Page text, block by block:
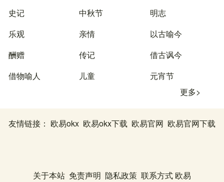
史记
中秋节
明志
乐观
亲情
以古喻今
酬赠
传记
借古讽今
借物喻人
儿童
元宵节
更多>
友情链接： 欧易okx 欧易okx下载 欧易官网 欧易官网下载
关于本站 免责声明 隐私政策 联系方式 欧易